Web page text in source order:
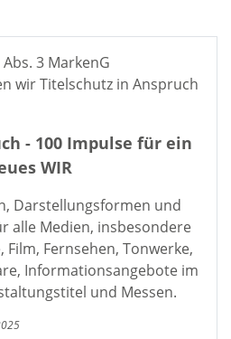
3 MarkenG
wir Titelschutz in Anspruch
- 100 Impulse für ein
WIR
Darstellungsformen und
alle Medien, insbesondere
Fernsehen, Tonwerke,
Informationsangebote im
und Messen.